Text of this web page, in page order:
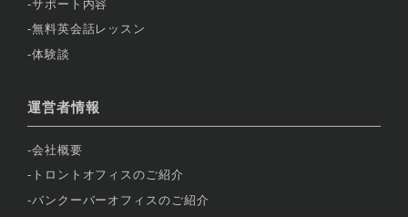
サポート内容
無料英会話レッスン
体験談
運営者情報
会社概要
トロントオフィスのご紹介
バンクーバーオフィスのご紹介